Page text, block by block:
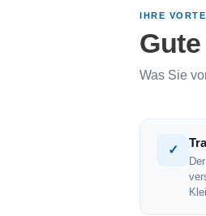
IHRE
Was Sie
✓